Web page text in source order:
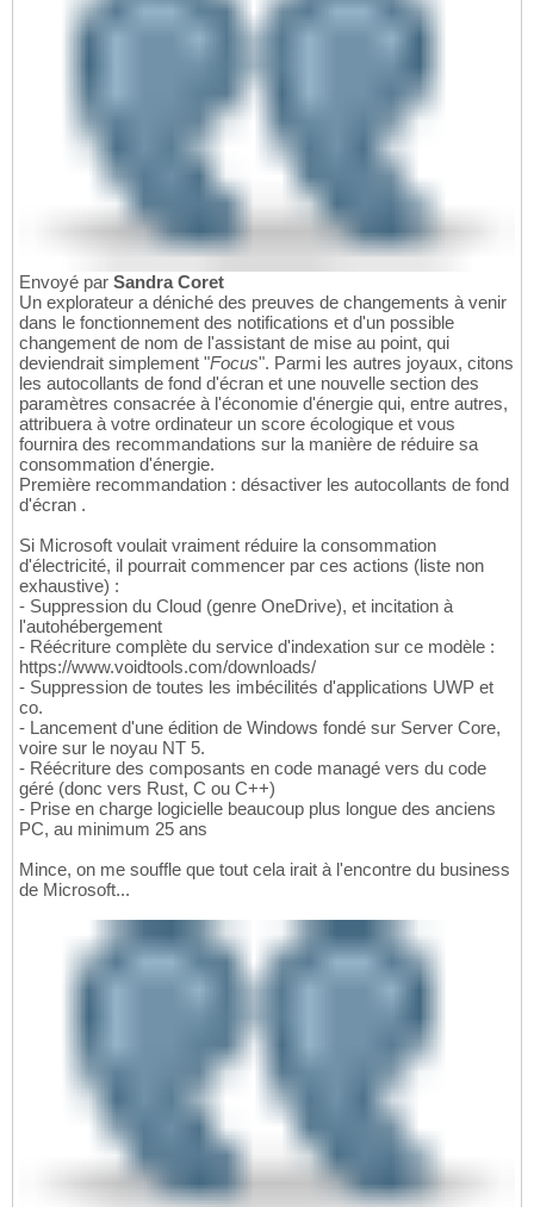
Envoyé par Sandra Coret
Un explorateur a déniché des preuves de changements à venir
dans le fonctionnement des notifications et d'un possible
changement de nom de l'assistant de mise au point, qui
deviendrait simplement "Focus". Parmi les autres joyaux, citons
les autocollants de fond d'écran et une nouvelle section des
paramètres consacrée à l'économie d'énergie qui, entre autres,
attribuera à votre ordinateur un score écologique et vous
fournira des recommandations sur la manière de réduire sa
consommation d'énergie.
Première recommandation : désactiver les autocollants de fond
d'écran .
Si Microsoft voulait vraiment réduire la consommation
d'électricité, il pourrait commencer par ces actions (liste non
exhaustive) :
- Suppression du Cloud (genre OneDrive), et incitation à
l'autohébergement
- Réécriture complète du service d'indexation sur ce modèle :
https://www.voidtools.com/downloads/
- Suppression de toutes les imbécilités d'applications UWP et
co.
- Lancement d'une édition de Windows fondé sur Server Core,
voire sur le noyau NT 5.
- Réécriture des composants en code managé vers du code
géré (donc vers Rust, C ou C++)
- Prise en charge logicielle beaucoup plus longue des anciens
PC, au minimum 25 ans
Mince, on me souffle que tout cela irait à l'encontre du business
de Microsoft...